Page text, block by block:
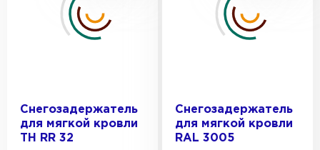
Снегозадержатель
для мягкой кровли
ТН RR 32
Снегозадержатель
для мягкой кровли
RAL 3005